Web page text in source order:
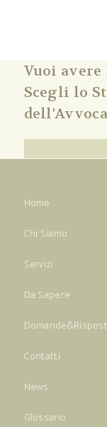
Vuoi
Scegli lo
Home
Chi Siamo
Servizi
Da Sapere
Contatti
News
Glossario